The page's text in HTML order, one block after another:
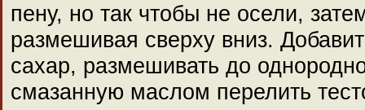
пену, но так чтобы не осели,
размешивая сверху вниз.
сахар, размешивать до
смазанную маслом перелить